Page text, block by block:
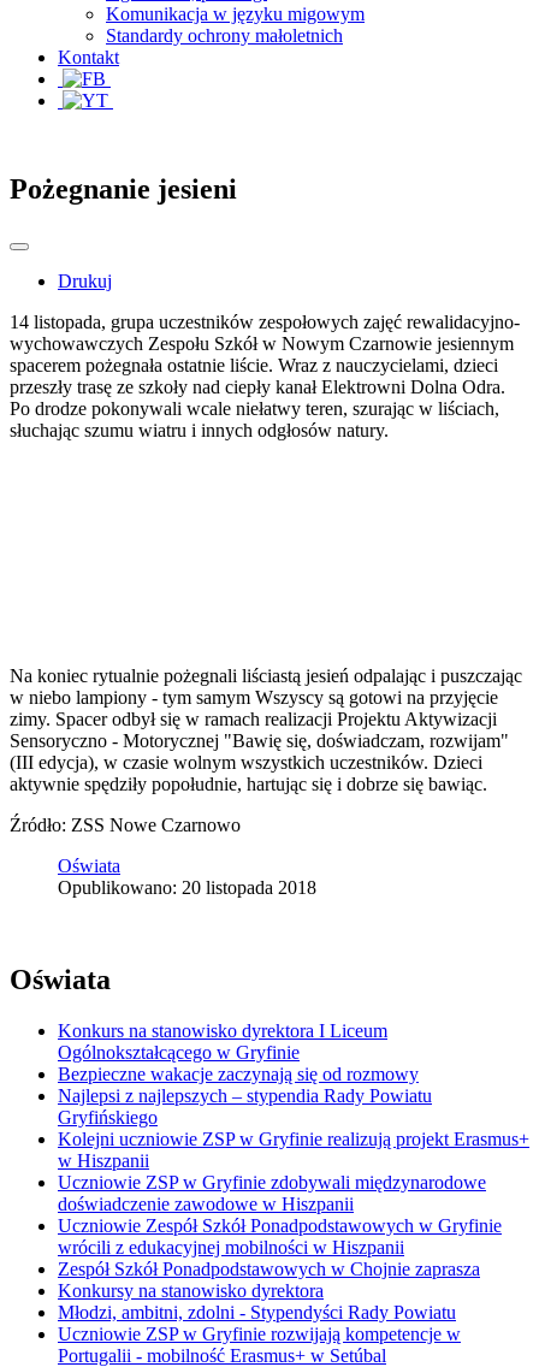
Komunikacja w języku migowym
Standardy ochrony małoletnich
Kontakt
Pożegnanie jesieni
Drukuj
14 listopada, grupa uczestników zespołowych zajęć rewalidacyjno-
wychowawczych Zespołu Szkół w Nowym Czarnowie jesiennym
spacerem pożegnała ostatnie liście. Wraz z nauczycielami, dzieci
przeszły trasę ze szkoły nad ciepły kanał Elektrowni Dolna Odra.
Po drodze pokonywali wcale niełatwy teren, szurając w liściach,
słuchając szumu wiatru i innych odgłosów natury.
Na koniec rytualnie pożegnali liściastą jesień odpalając i puszczając
w niebo lampiony - tym samym Wszyscy są gotowi na przyjęcie
zimy. Spacer odbył się w ramach realizacji Projektu Aktywizacji
Sensoryczno - Motorycznej "Bawię się, doświadczam, rozwijam"
(III edycja), w czasie wolnym wszystkich uczestników. Dzieci
aktywnie spędziły popołudnie, hartując się i dobrze się bawiąc.
Źródło: ZSS Nowe Czarnowo
Oświata
Opublikowano: 20 listopada 2018
Oświata
Konkurs na stanowisko dyrektora I Liceum
Ogólnokształcącego w Gryfinie
Bezpieczne wakacje zaczynają się od rozmowy
Najlepsi z najlepszych – stypendia Rady Powiatu
Gryfińskiego
Kolejni uczniowie ZSP w Gryfinie realizują projekt Erasmus+
w Hiszpanii
Uczniowie ZSP w Gryfinie zdobywali międzynarodowe
doświadczenie zawodowe w Hiszpanii
Uczniowie Zespół Szkół Ponadpodstawowych w Gryfinie
wrócili z edukacyjnej mobilności w Hiszpanii
Zespół Szkół Ponadpodstawowych w Chojnie zaprasza
Konkursy na stanowisko dyrektora
Młodzi, ambitni, zdolni - Stypendyści Rady Powiatu
Uczniowie ZSP w Gryfinie rozwijają kompetencje w
Portugalii - mobilność Erasmus+ w Setúbal